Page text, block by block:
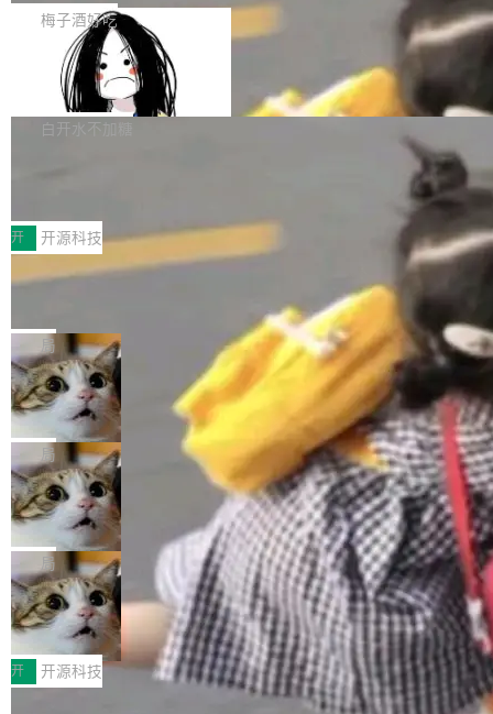
成内容的百科平台，被马斯克视为传统众包百科网站维基百科的替
代方案。Lawfare 调查发现，无论热门页面还是低关注度页面，均
未出现近期更新，相关问题并非局限于特定领域，而是在不同主题
和访问量页面中普遍存在。 调查人员最初认为，Grokipedia可能只
是限...
sageSource 的 Bean、写 ReloadableResourceBundleMessage
Source、声明 LocaleResolver、注册 LocaleChangeIntercepto
r…五六步之后才能看到第一行翻译文本。 Solon 换了个方式。整
个 i18n 模块围绕三个解析器、一个注解、一个工具类展开——没
有 XML、没有拦截器注册、没有样板配置。 资源文件的约定 把文
件放到 resources/i18n/ 下： resources/i18n/messages.properti
梅子酒好吃
Apache Doris 4.1 全面增强 Iceberg：支持 UPDAT
E、MERGE INTO 与 Iceberg V3
Apache Doris 4.1 要补齐的，正是缺失的那一半。在已有查询能力
的基础上，Doris 进一步支持了 UPDATE、DELETE、MERGE IN
TO 等数据修改操作、完整的表结构管理与分区演进，以及 rewrite
_data_files、expire_snapshots 等日常维护操作，并完整支持 Ice
白开水不加糖
村国家自主创新示范区会议中心开幕。本届大会
由中关村智联软件服务业质量创新联盟主办，以
“智构可信·质创未来——AI原生时代的质量新范
式”为主题，直面AI从实验室走向规模化产业落地
的核心质量命题。会上，《2026智能研发生产力
工具选型手册》发布，Testin云测的Testin XAge
nt智能测试系统入选AI测试领域代表产品。对CI
O而言，这提示了一个转变：AI测试正在从效率
工具升级为企业的质量基础设施。 CIO面对的新
现实 过去两年，CIO们的焦虑清单上多了两项：
一是如何让大模型和智能体应用安全地从PoC走
向生产，二是如何让测试团队跟得上AI应用...
开 开源科技
让非法状态不可表示：一篇关于 ADT
有一种东西，一旦用过就回不去了。Alex Fedos
eev 管它叫"软件设计的基石"。 他说的东西不新
鲜——代数数据类型（ADT），尤其是和类型
（sum type）。但他说清楚了一件事：这不是类
型系统的学术体操，是日常编码的思维方式。 文
章从一个简单的例子切入。一个网站的深色主题
设置，如果用布尔值 + 可空字段来表示——bool
ean 表示是否可切换，nullable 的默认模式、浅
色方案、深色方案——会产生大量无意义的组
合。方案缺了、配置冲突了、全 null 了。要知道
哪些组合有效，作者说，你得靠"文档、校验、或
者部落知识"。 换个写法。Rust 的 enum，两个
变体：Switchable...
局
Cloudflare 开源内部企业 AI 平台 Cloudflare OS
Cloudflare 发布了一个开源项目 Cloudflare OS。如果你只看官方
博客，你会觉得这是又一个"AI 知识库 + 聊天机器人"——每个大厂
都在做，没什么新鲜的。 但 Kenton Varda 在 Twitter 上把事情说
清楚了： 今天我们发布了 Cloudflare OS，一个带连接器的聊天机
器人，跟其他所有科技公司做的一样。只不过，实际上它不一样。
这是 Sandstorm.io 的重制版，我十年前的那个创业公司。不同的
是，这次它构建在 Cloudflare Workers 上——我花了九年时间搭
建的平台——并且深度集成了 AI。这基本上是我十年秘密计划的顶
峰。 十年前，Ken...
局
Deno 团队开源 Celld，可自托管的分
布式 Durable Objects
Ryan Dahl 领导的 Deno 团队推出了最新开源项
目 Celld，一个能在自己机器上运行 Cloudflare
Workers 和 Durable Objects 的守护进程。 设
计思路很直接：每个对象是一个独立的 SQLite
数据库，按名称寻址，复制到你自己的 S3 兼容
存储库里。节点之间只通过这个存储库协调——
没有控制平面，没有共识协议。每个对象自带一
局
鲁大师7月新机性能/流畅/AI榜：vivo夺性能、流畅双第
一，三星Galaxy Z系列新折叠缺席
2026年7月的手机市场，由于存储等硬件成本暴增，手机厂商的日
子也不好过啊，新机速度明显放缓，因此硝烟味淡了许多。新机参
数规格除开高价的三星折叠（三星Galaxy Z Fold8 Ultra / Z Fold8
开 开源科技